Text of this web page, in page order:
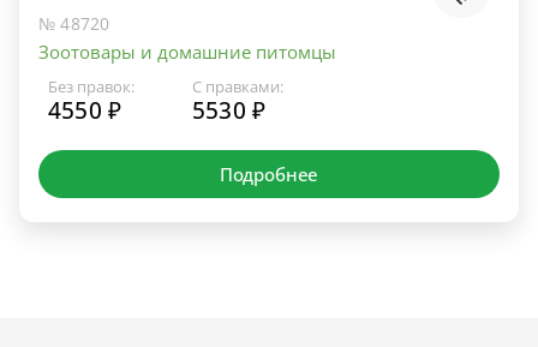
№ 48720
Зоотовары и домашние питомцы
Без правок:
4550 ₽
С правками:
5530 ₽
Подробнее